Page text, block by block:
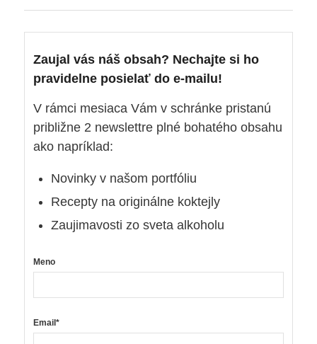
Zaujal vás náš obsah? Nechajte si ho
pravidelne posielať do e-mailu!
V rámci mesiaca Vám v schránke pristanú
približne 2 newslettre plné bohatého obsahu
ako napríklad:
Novinky v našom portfóliu
Recepty na originálne koktejly
Zaujimavosti zo sveta alkoholu
Meno
Email*